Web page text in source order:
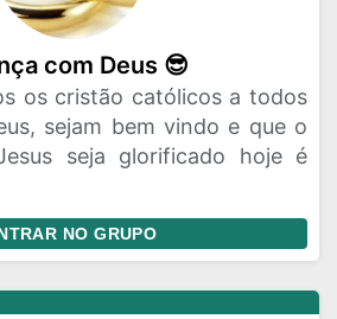
com Deus 😎
os cristão católicos a todos
sejam bem vindo e que o
seja glorificado hoje é
NO GRUPO